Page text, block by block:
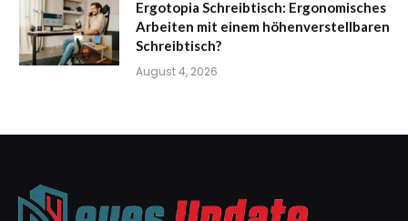
Ergotopia Schreibtisch: Ergonomisches
Arbeiten mit einem höhenverstellbaren
Schreibtisch?
August 4, 2026